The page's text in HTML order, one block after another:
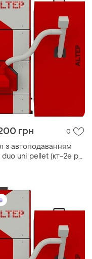
грн 0
з автоподаванням
uni pellet (кт-2e pg)